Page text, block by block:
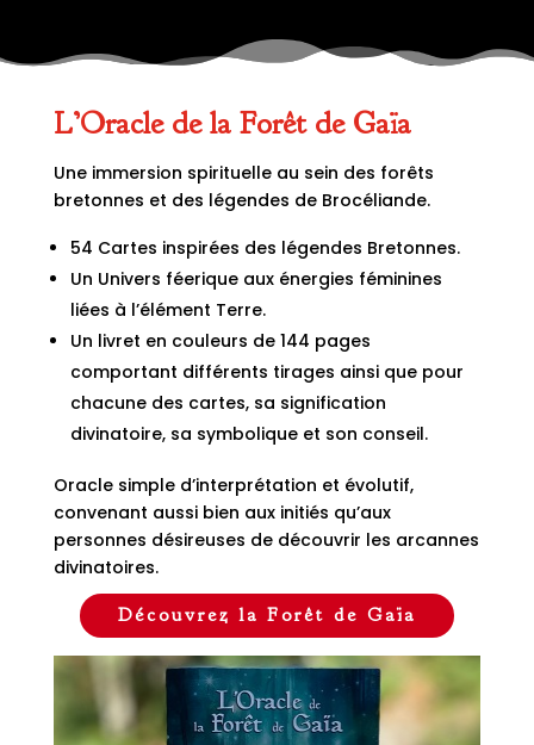
L’Oracle de la Forêt de Gaïa
Une immersion spirituelle au sein des forêts
bretonnes et des légendes de Brocéliande.
54 Cartes inspirées des légendes Bretonnes.
Un Univers féerique aux énergies féminines
liées à l’élément Terre.
Un livret en couleurs de 144 pages
comportant différents tirages ainsi que pour
chacune des cartes, sa signification
divinatoire, sa symbolique et son conseil.
Oracle simple d’interprétation et évolutif,
convenant aussi bien aux initiés qu’aux
personnes désireuses de découvrir les arcannes
divinatoires.
Découvrez la Forêt de Gaïa